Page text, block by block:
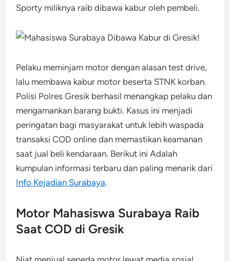
Sporty miliknya raib dibawa kabur oleh pembeli.
Pelaku meminjam motor dengan alasan test drive,
lalu membawa kabur motor beserta STNK korban.
Polisi Polres Gresik berhasil menangkap pelaku dan
mengamankan barang bukti. Kasus ini menjadi
peringatan bagi masyarakat untuk lebih waspada
transaksi COD online dan memastikan keamanan
saat jual beli kendaraan. Berikut ini Adalah
kumpulan informasi terbaru dan paling menarik dari
Info Kejadian Surabaya.
Motor Mahasiswa Surabaya Raib
Saat COD di Gresik